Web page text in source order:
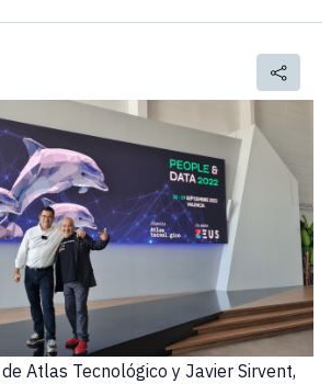
Atlas Tecnológico y Javier Sirvent,